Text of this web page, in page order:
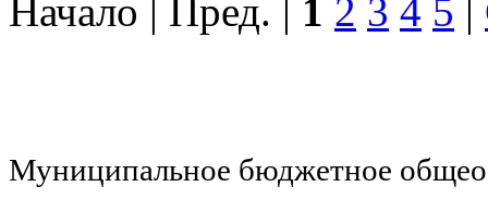
Начало | Пред. | 1 2 3 4 5 |
Муниципальное бюджетное